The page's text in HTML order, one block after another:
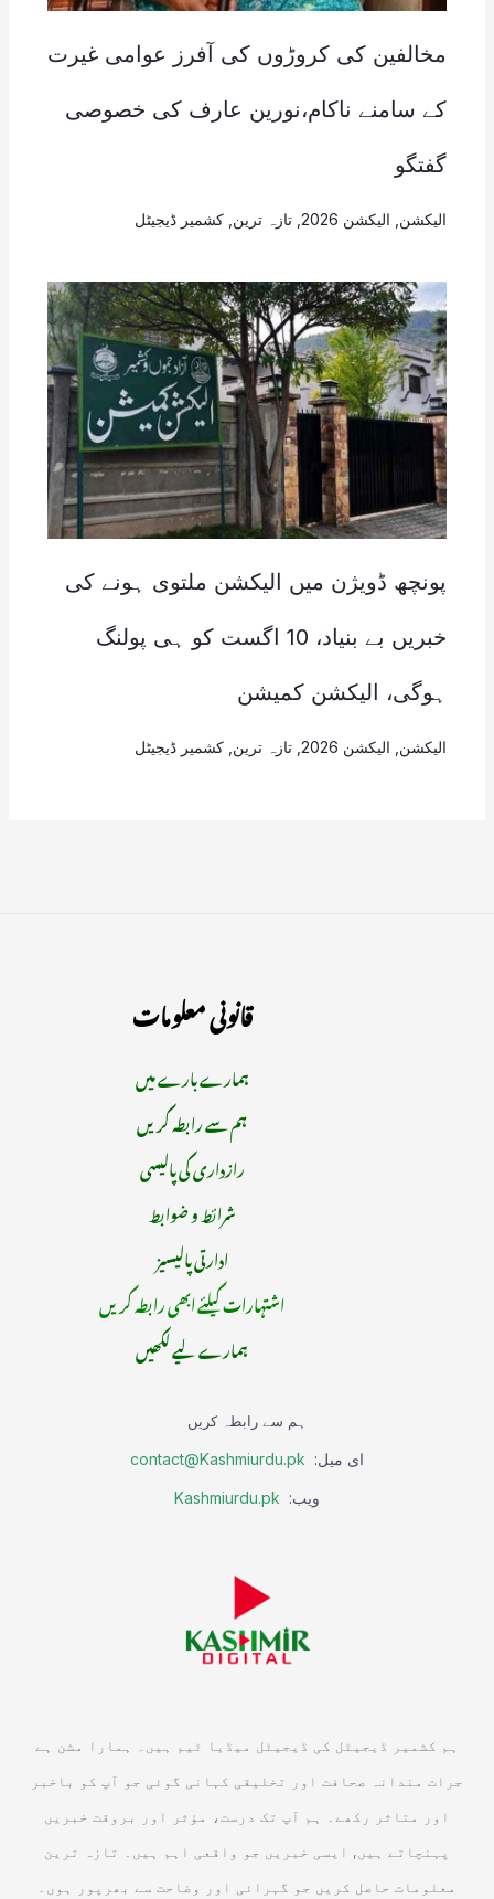
مخالفین کی کروڑوں کی آفرز عوامی غيرت
کے سامنے ناکام،نورین عارف کی خصوصی
گفتگو
الیکشن الیکشن 2026 , تازہ ترین کشمیر ڈیجیٹل
پونچھ ڈویژن میں الیکشن ملتوی ہونے کی
خبریں بے بنیاد، 10 اگست کو ہی پولنگ
ہوگی، الیکشن کمیشن
الیکشن الیکشن 2026 , تازہ ترین کشمیر ڈیجیٹل
قانونی معلومات
ہمارے بارے میں
ہم سے رابطہ کریں
رازداری کی پالیسی
شرائط و ضوابط
ادارتی پالیسیز
اشتہارات کیلئے ابھی رابطہ کریں
ہمارے لیے لکھیں
ہم سے رابطہ کریں
ای میل: contact@Kashmiurdu.pk
ویب: Kashmiurdu.pk
ہم کشمیر ڈیجیٹل کی ڈیجیٹل میڈیا ٹیم ہیں۔ ہمارا مشن ہے
جرات مندانہ صحافت اور تخلیقی کہانی گوئی جو آپ کو باخبر
اور متاثر رکھے۔ ہم آپ تک درست، مؤثر اور بروقت خبریں
پہنچاتے ہیں, ایسی خبریں جو واقعی اہم ہیں۔ تازہ ترین
معلومات حاصل کریں جو گہرائی اور وضاحت سے بھرپور ہوں۔